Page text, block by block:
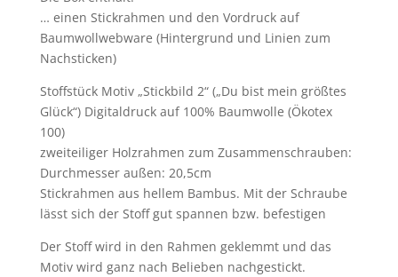
… einen Stickrahmen und den Vordruck auf
Baumwollwebware (Hintergrund und Linien zum
Nachsticken)
Stoffstück Motiv „Stickbild 2“ („Du bist mein größtes
Glück“) Digitaldruck auf 100% Baumwolle (Ökotex
100)
zweiteiliger Holzrahmen zum Zusammenschrauben:
Durchmesser außen: 20,5cm
Stickrahmen aus hellem Bambus. Mit der Schraube
lässt sich der Stoff gut spannen bzw. befestigen
Der Stoff wird in den Rahmen geklemmt und das
Motiv wird ganz nach Belieben nachgestickt.